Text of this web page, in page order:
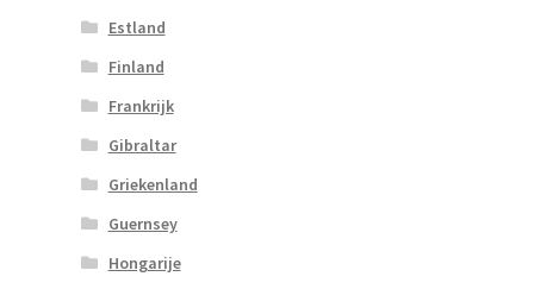
Estland
Finland
Frankrijk
Gibraltar
Griekenland
Guernsey
Hongarije